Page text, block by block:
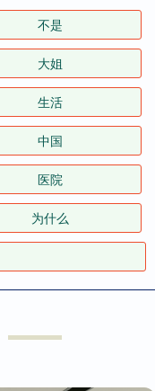
不是
大姐
生活
中国
医院
为什么